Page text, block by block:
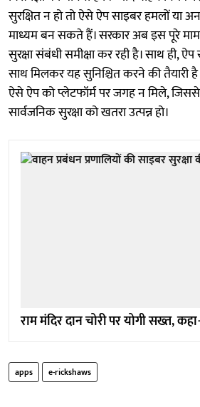
सुरक्षित न हो तो ऐसे ऐप साइबर हमलों या
माध्यम बन सकते हैं। सरकार अब इस पूरे
सुरक्षा संबंधी समीक्षा कर रही है। साथ ही,
साथ मिलकर यह सुनिश्चित करने की तैयारी
ऐसे ऐप को प्लेटफॉर्म पर जगह न मिले,
सार्वजनिक सुरक्षा को खतरा उत्पन्न हो।
राम मंदिर दान चोरी पर योगी सख्त,
apps e-rickshaws